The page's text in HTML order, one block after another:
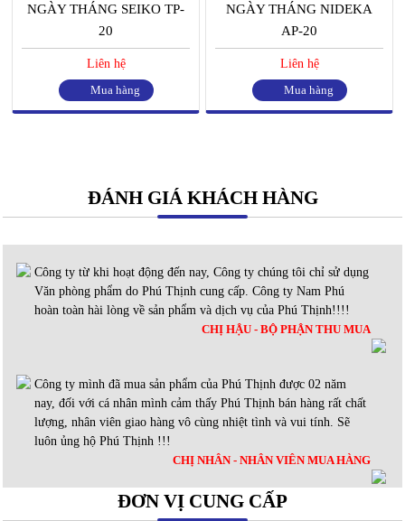
NGÀY THÁNG SEIKO TP-
20
Liên hệ
Mua hàng
NGÀY THÁNG NIDEKA
AP-20
Liên hệ
Mua hàng
ĐÁNH GIÁ KHÁCH HÀNG
Công ty từ khi hoạt động đến nay, Công ty chúng tôi chỉ sử dụng
Văn phòng phẩm do Phú Thịnh cung cấp. Công ty Nam Phú
hoàn toàn hài lòng về sản phẩm và dịch vụ của Phú Thịnh!!!!
CHỊ HẬU - BỘ PHẬN THU MUA
Công ty mình đã mua sản phẩm của Phú Thịnh được 02 năm
nay, đối với cá nhân mình cảm thấy Phú Thịnh bán hàng rất chất
lượng, nhân viên giao hàng vô cùng nhiệt tình và vui tính. Sẽ
luôn ủng hộ Phú Thịnh !!!
CHỊ NHÂN - NHÂN VIÊN MUA HÀNG
ĐƠN VỊ CUNG CẤP